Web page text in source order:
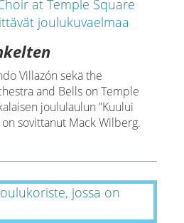
Villazón sekä the
and Bells on Temple
joululaulun ”Kuului
sovittanut Mack Wilberg.